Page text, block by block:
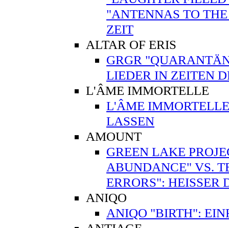
"ANTENNAS TO
ZEIT
ALTAR OF ERIS
GRGR
LIEDER IN ZEITEN
L'ÂME IMMORTELLE
L'ÂME
LASSEN
AMOUNT
GREEN LAKE
ABUNDANCE" VS.
ERRORS": HEISSER
ANIQO
ANIQO "BIRTH":